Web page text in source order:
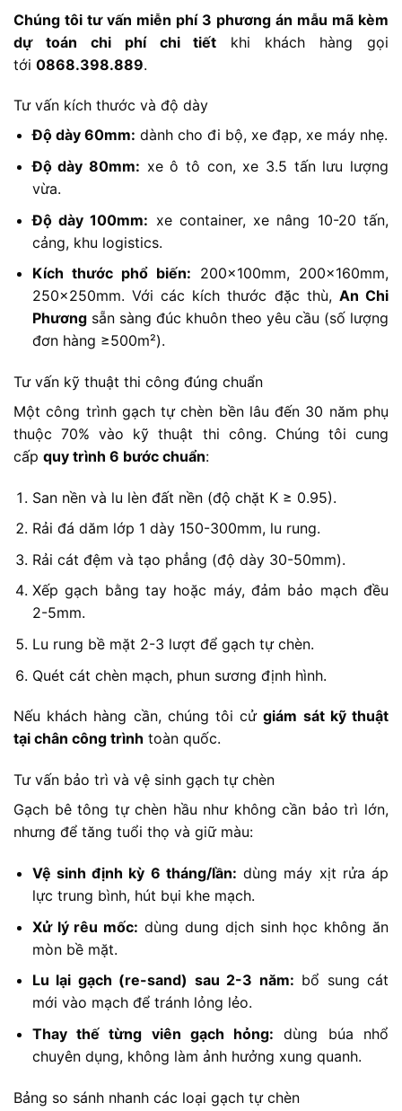
Chúng tôi tư vấn miễn phí 3 phương án mẫu mã kèm
dự toán chi phí chi tiết khi khách hàng gọi
tới 0868.398.889.
Tư vấn kích thước và độ dày
Độ dày 60mm: dành cho đi bộ, xe đạp, xe máy nhẹ.
Độ dày 80mm: xe ô tô con, xe 3.5 tấn lưu lượng
vừa.
Độ dày 100mm: xe container, xe nâng 10-20 tấn,
cảng, khu logistics.
Kích thước phổ biến: 200x100mm, 200x160mm,
250x250mm. Với các kích thước đặc thù, An Chi
Phươngsẵn sàng đúc khuôn theo yêu cầu (số lượng
đơn hàng ≥500m²).
Tư vấn kỹ thuật thi công đúng chuẩn
Một công trình gạch tự chèn bền lâu đến 30 năm phụ
thuộc 70% vào kỹ thuật thi công. Chúng tôi cung
cấp quy trình 6 bước chuẩn:
San nền và lu lèn đất nền (độ chặt K ≥ 0.95).
Rải đá dăm lớp 1 dày 150-300mm, lu rung.
Rải cát đệm và tạo phẳng (độ dày 30-50mm).
Xếp gạch bằng tay hoặc máy, đảm bảo mạch đều
2-5mm.
Lu rung bề mặt 2-3 lượt để gạch tự chèn.
Quét cát chèn mạch, phun sương định hình.
Nếu khách hàng cần, chúng tôi cửgiám sát kỹ thuật
tại chân công trình toàn quốc.
Tư vấn bảo trì và vệ sinh gạch tự chèn
Gạch bê tông tự chèn hầu như không cần bảo trì lớn,
nhưng để tăng tuổi thọ và giữ màu:
Vệ sinh định kỳ 6 tháng/lần: dùng máy xịt rửa áp
lực trung bình, hút bụi khe mạch.
Xử lý rêu mốc: dùng dung dịch sinh học không ăn
mòn bề mặt.
Lu lại gạch (re-sand) sau 2-3 năm: bổ sung cát
mới vào mạch để tránh lỏng lẻo.
Thay thế từng viên gạch hỏng: dùng búa nhổ
chuyên dụng, không làm ảnh hưởng xung quanh.
Bảng so sánh nhanh các loại gạch tự chèn